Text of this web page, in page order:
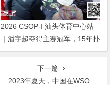
2026 CSOP-I 汕头体育中心站
｜潘宇超夺得主赛冠军，15年扑
克路，圆梦CSOP！
下一篇
2023年夏天，中国在WSOP历史上留下辉煌的一页！超深筹赏金赛再添金戒指